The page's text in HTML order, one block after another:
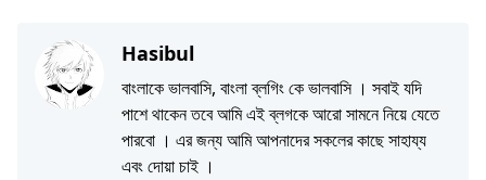
Hasibul
বাংলাকে ভালবাসি, বাংলা ব্লগিং কে ভালবাসি । সবাই যদি
পাশে থাকেন তবে আমি এই ব্লগকে আরো সামনে নিয়ে যেতে
পারবো । এর জন্য আমি আপনাদের সকলের কাছে সাহায্য
এবং দোয়া চাই ।